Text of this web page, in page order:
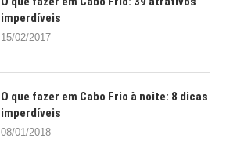
imperdíveis
15/02/2017
O que fazer em Cabo Frio à noite: 8 dicas
imperdíveis
08/01/2018